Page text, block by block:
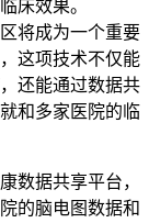
床效果。
将成为一个重要
这项技术不仅能
还能通过数据共
和多家医院的临
数据共享平台，
的脑电图数据和